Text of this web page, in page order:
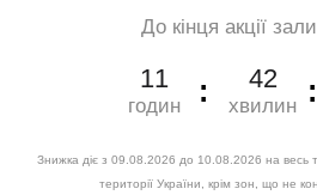
До кінця акції
11
годин
42
хвилин
Знижка діє з 09.08.2026 до 10.08.2026 на весь
території України, крім зон, що не